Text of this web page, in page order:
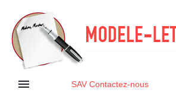
 SAV Contactez-nous